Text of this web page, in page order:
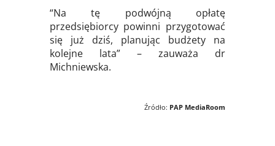
“Na tę podwójną opłatę
przedsiębiorcy powinni przygotować
się już dziś, planując budżety na
kolejne lata” – zauważa dr
Michniewska.
Źródło: PAP MediaRoom